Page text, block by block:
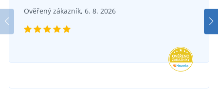
Bavlněná bekovka Newsboy
221 Kč
Ověřený zákazník, 6. 8. 2026